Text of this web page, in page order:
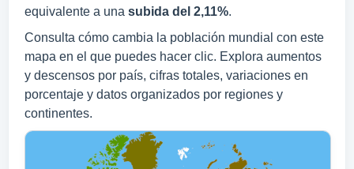
equivalente a una subida del 2,11%.
Consulta cómo cambia la población mundial con este
mapa en el que puedes hacer clic. Explora aumentos
y descensos por país, cifras totales, variaciones en
porcentaje y datos organizados por regiones y
continentes.